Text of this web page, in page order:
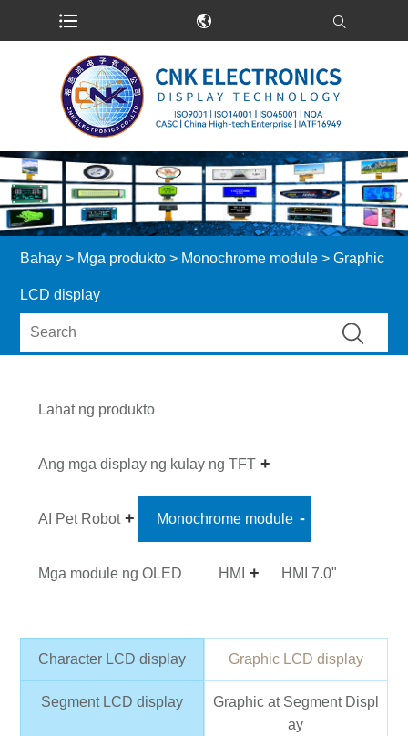
Bahay > Mga produkto > Monochrome module > Graphic
LCD display
Lahat ng produkto
Ang mga display ng kulay ng TFT
AI Pet Robot Monochrome module
Mga module ng OLED HMI HMI 7.0"
Character LCD display Graphic LCD display
Segment LCD display
Graphic at Segment Displ
ay